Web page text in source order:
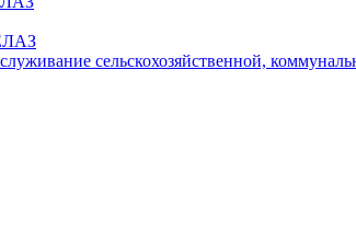
сельскохозяйственной,